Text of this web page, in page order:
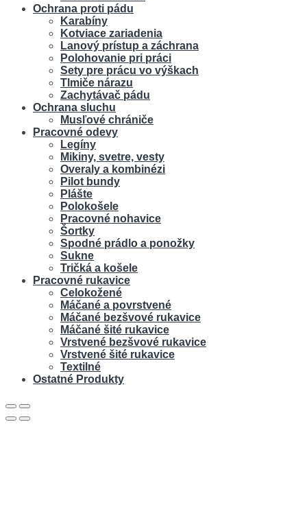
Ochrana proti pádu
Karabíny
Kotviace zariadenia
Lanový prístup a záchrana
Polohovanie pri práci
Sety pre prácu vo výškach
Tlmiče nárazu
Zachytávač pádu
Ochrana sluchu
Musľové chrániče
Pracovné odevy
Legíny
Mikiny, svetre, vesty
Overaly a kombinézi
Pilot bundy
Plášte
Polokošele
Pracovné nohavice
Šortky
Spodné prádlo a ponožky
Sukne
Tričká a košele
Pracovné rukavice
Celokožené
Máčané a povrstvené
Máčané bezšvové rukavice
Máčané šité rukavice
Vrstvené bezšvové rukavice
Vrstvené šité rukavice
Textilné
Ostatné Produkty